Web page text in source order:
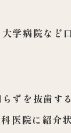
学病院など
ずを抜歯す
医院に紹介